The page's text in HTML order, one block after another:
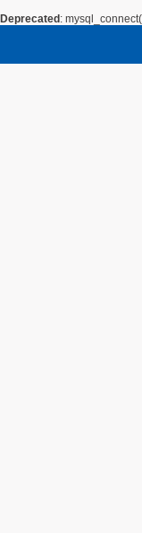
Deprecated :